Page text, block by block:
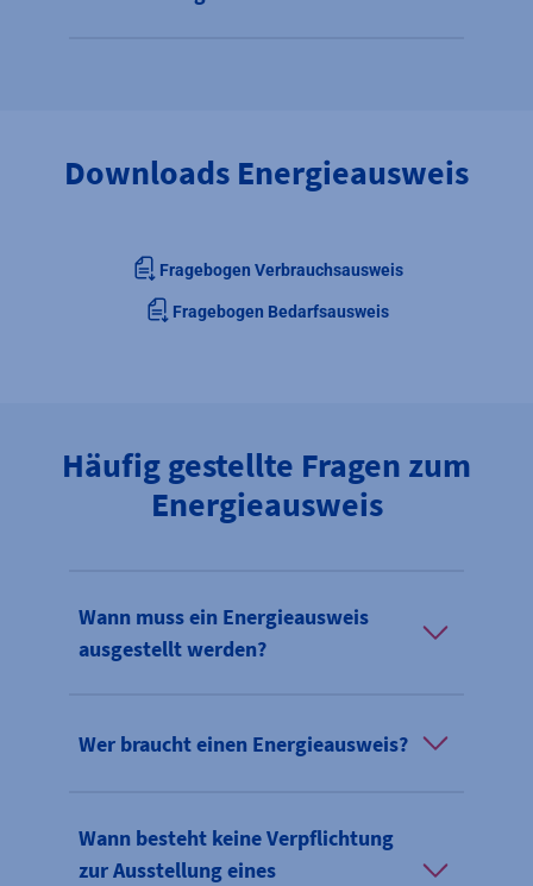
Downloads Energieausweis
Fragebogen Verbrauchsausweis
Fragebogen Bedarfsausweis
Häufig gestellte Fragen zum
Energieausweis
Wann muss ein Energieausweis
ausgestellt werden?
Wer braucht einen Energieausweis?
Wann besteht keine Verpflichtung
zur Ausstellung eines